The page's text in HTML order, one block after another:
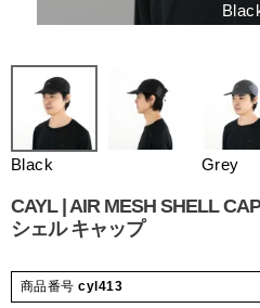
Black Grey
CAYL | AIR MESH SHELL
シェル キャップ
商品番号 cyl413